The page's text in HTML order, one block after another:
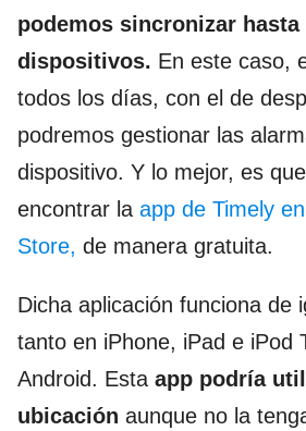
podemos sincronizar hasta
dispositivos. En este caso,
todos los días, con el de
podremos gestionar las
dispositivo. Y lo mejor, es
encontrar la app de Timely
Store, de manera gratuita.
Dicha aplicación funciona de
tanto en iPhone, iPad e iPod
Android. Esta app podría
ubicación aunque no la